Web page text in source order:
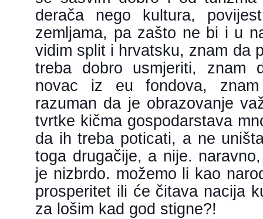
derača nego kultura,
zemljama, pa zašto ne bi i u
vidim split i hrvatsku, znam da
treba dobro usmjeriti, znam
novac iz eu fondova,
razuman da je obrazovanje
tvrtke kičma gospodarstava
da ih treba poticati, a ne
toga drugačije, a nije.
je nizbrdo. možemo li kao
prosperitet ili će čitava nacija
za lošim kad god stigne?!